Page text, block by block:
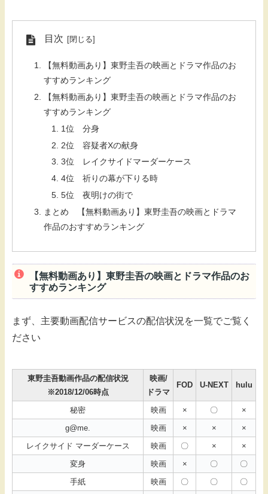
目次
【無料動画あり】東野圭吾の映画とドラマ作品のお
すすめランキング
【無料動画あり】東野圭吾の映画とドラマ作品のお
すすめランキング
1位 分身
2位 容疑者Xの献身
3位 レイクサイドマーダーケース
4位 祈りの幕が下りる時
5位 夜明けの街で
まとめ 【無料動画あり】東野圭吾の映画とドラマ
作品のおすすめランキング
【無料動画あり】東野圭吾の映画とドラマ作品のお
すすめランキング
まず、主要動画配信サービスの配信状況を一覧でご覧く
ださい
東野圭吾動画作品の配信状況
※2018/12/06時点
映画/
ドラマ
FOD U-NEXT hulu
秘密 映画 × 〇
×
g@me.
映画 × ×
×
レイクサイド マーダーケース
映画 〇 ×
×
変身
映画 × 〇
〇
手紙
映画 〇 〇
〇